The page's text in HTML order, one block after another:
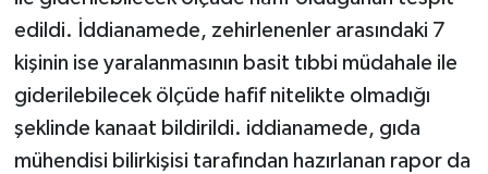
edildi. İddianamede, zehirlenenler arasındaki 7
kişinin ise yaralanmasının basit tıbbi müdahale ile
giderilebilecek ölçüde hafif nitelikte olmadığı
şeklinde kanaat bildirildi. iddianamede, gıda
mühendisi bilirkişisi tarafından hazırlanan rapor da